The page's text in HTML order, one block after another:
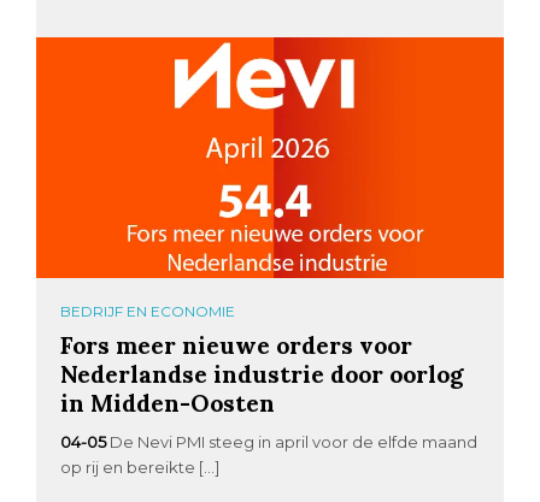
BEDRIJF EN ECONOMIE
Fors meer nieuwe orders voor
Nederlandse industrie door oorlog
in Midden-Oosten
04-05 De Nevi PMI steeg in april voor de elfde maand
op rij en bereikte […]